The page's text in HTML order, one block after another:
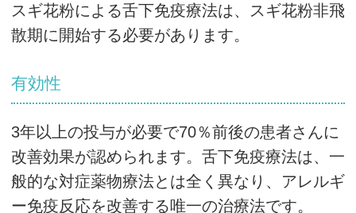
スギ花粉による舌下免疫療法は、スギ花粉非飛
散期に開始する必要があります。
有効性
3年以上の投与が必要で70％前後の患者さんに
改善効果が認められます。舌下免疫療法は、一
般的な対症薬物療法とは全く異なり、アレルギ
ー免疫反応を改善する唯一の治療法です。